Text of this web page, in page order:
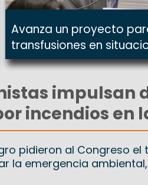
Avanza un proyecto
transfusiones en
impulsan
incendios en
pidieron al Congreso
la emergencia